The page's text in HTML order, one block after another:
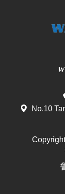
No.10